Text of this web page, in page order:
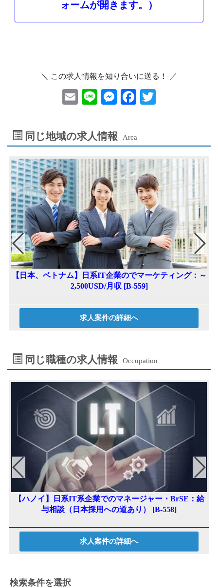
ォームが開きます。）
＼ この求人情報を知り合いに送る！ ／
E
ai
l
Li M
n
ge
r
F
oo
k
er
同じ地域の求人情報 Area
【日本、ベトナム】日系IT企業のでマーケティング：～
2,500USD/月収 [B-559]
求人案件の詳細へ
同じ職種の求人情報 Occupation
【ハノイ】日系IT系企業でのマネージャー・BrSE：給
与相談（日本採用への道あり） [B-558]
求人案件の詳細へ
検索条件を選択